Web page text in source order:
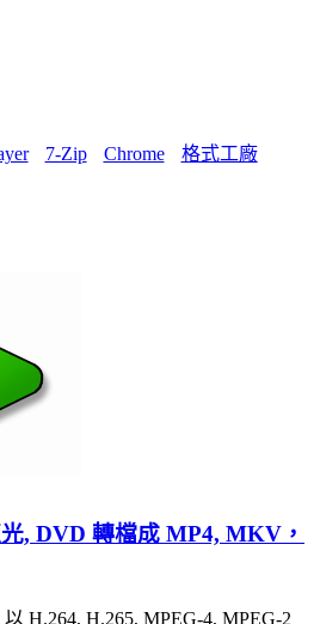
7-Zip Chrome 格式工廠
, DVD 轉檔成 MP4, MKV，
H.264, H.265, MPEG-4, MPEG-2